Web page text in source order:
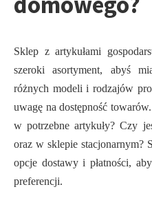
Sklep z artykułami
szeroki asortyment, abyś
różnych modeli i rodzajów
uwagę na dostępność
w potrzebne artykuły? Czy
oraz w sklepie stacjonarnym?
opcje dostawy i płatności,
preferencji.